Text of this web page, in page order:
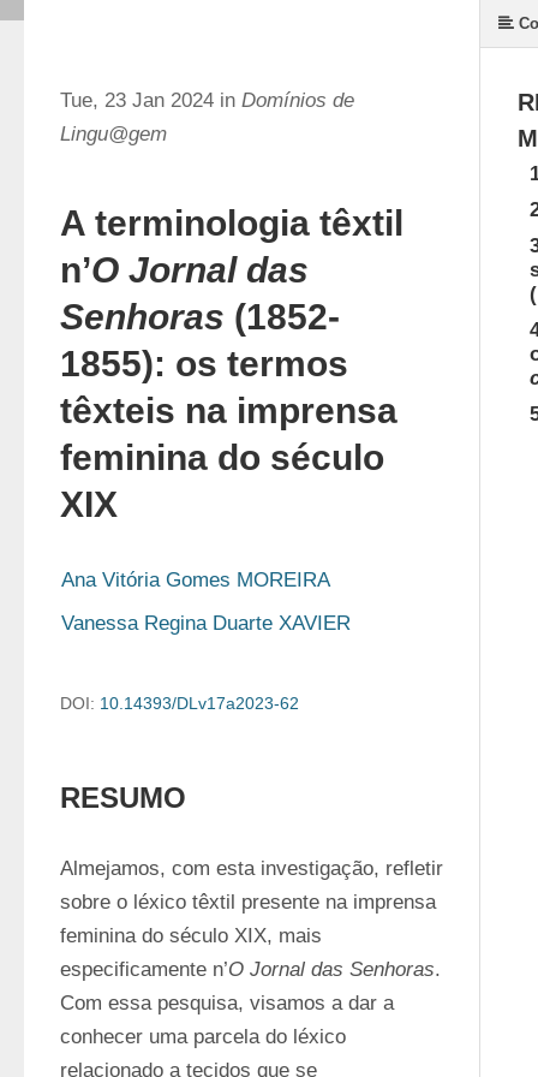
Tue, 23 Jan 2024 in Domínios de
Lingu@gem
A terminologia têxtil
n’O Jornal das
Senhoras (1852-
1855): os termos
têxteis na imprensa
feminina do século
XIX
Ana Vitória Gomes MOREIRA
Vanessa Regina Duarte XAVIER
DOI: 10.14393/DLv17a2023-62
RESUMO
Almejamos, com esta investigação, refletir
sobre o léxico têxtil presente na imprensa
feminina do século XIX, mais
especificamente n’O Jornal das Senhoras.
Com essa pesquisa, visamos a dar a
conhecer uma parcela do léxico
relacionado a tecidos que se